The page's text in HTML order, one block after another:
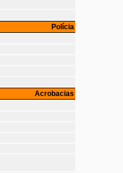
Polícia
Acrobacias